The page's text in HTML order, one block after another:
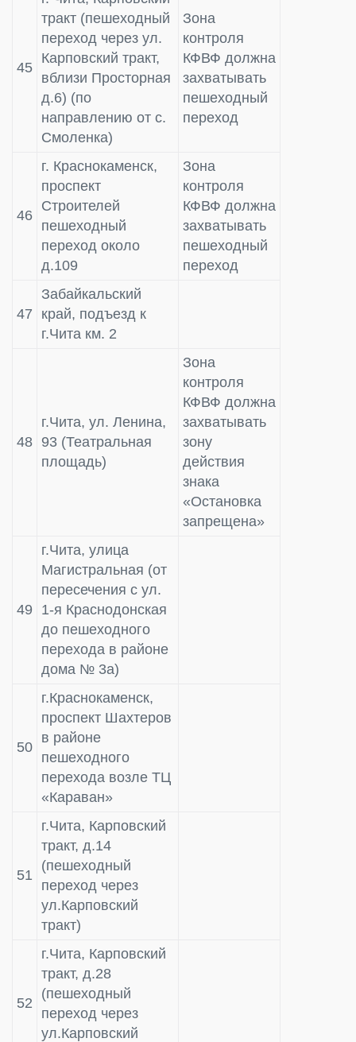
45
тракт (пешеходный
переход через ул.
Карповский тракт,
вблизи Просторная
д.6) (по
направлению от с.
Смоленка)
Зона
контроля
КФВФ должна
захватывать
пешеходный
переход
46
г. Краснокаменск,
проспект
Строителей
пешеходный
переход около
д.109
Зона
контроля
КФВФ должна
захватывать
пешеходный
переход
47
Забайкальский
край, подъезд к
г.Чита км. 2
48
г.Чита, ул. Ленина,
93 (Театральная
площадь)
Зона
контроля
КФВФ должна
захватывать
зону
действия
знака
«Остановка
запрещена»
49
г.Чита, улица
Магистральная (от
пересечения с ул.
1-я Краснодонская
до пешеходного
перехода в районе
дома № 3а)
50
г.Краснокаменск,
проспект Шахтеров
в районе
пешеходного
перехода возле ТЦ
«Караван»
51
г.Чита, Карповский
тракт, д.14
(пешеходный
переход через
ул.Карповский
тракт)
52
г.Чита, Карповский
тракт, д.28
(пешеходный
переход через
ул.Карповский